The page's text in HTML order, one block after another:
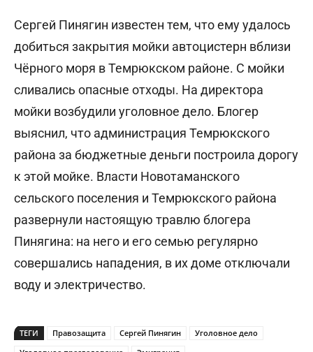
Сергей Пинягин известен тем, что ему удалось
добиться закрытия мойки автоцистерн вблизи
Чёрного моря в Темрюкском районе. С мойки
сливались опасные отходы. На директора
мойки возбудили уголовное дело. Блогер
выяснил, что администрация Темрюкского
района за бюджетные деньги построила дорогу
к этой мойке. Власти Новотаманского
сельского поселения и Темрюкского района
развернули настоящую травлю блогера
Пинягина: на него и его семью регулярно
совершались нападения, в их доме отключали
воду и электричество.
ТЕГИ Правозащита Сергей Пинягин
Уголовное дело